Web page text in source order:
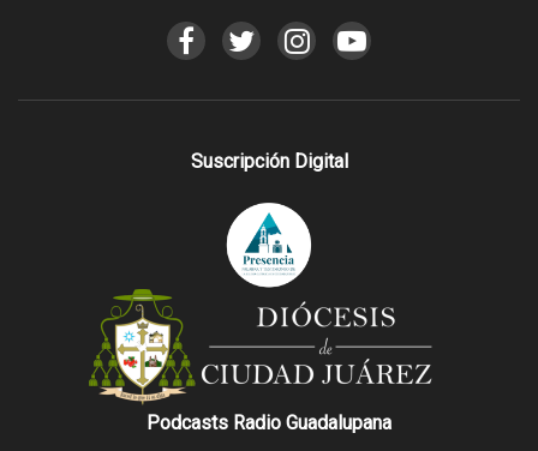
Suscripción Digital
Podcasts Radio Guadalupana